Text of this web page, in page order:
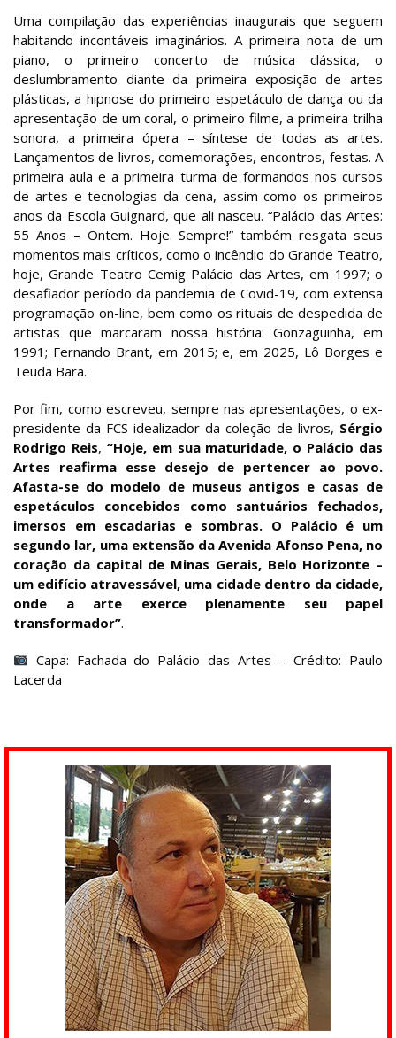
Uma compilação das experiências inaugurais que seguem
habitando incontáveis imaginários. A primeira nota de um
piano, o primeiro concerto de música clássica, o
deslumbramento diante da primeira exposição de artes
plásticas, a hipnose do primeiro espetáculo de dança ou da
apresentação de um coral, o primeiro filme, a primeira trilha
sonora, a primeira ópera – síntese de todas as artes.
Lançamentos de livros, comemorações, encontros, festas. A
primeira aula e a primeira turma de formandos nos cursos
de artes e tecnologias da cena, assim como os primeiros
anos da Escola Guignard, que ali nasceu. “Palácio das Artes:
55 Anos – Ontem. Hoje. Sempre!” também resgata seus
momentos mais críticos, como o incêndio do Grande Teatro,
hoje, Grande Teatro Cemig Palácio das Artes, em 1997; o
desafiador período da pandemia de Covid-19, com extensa
programação on-line, bem como os rituais de despedida de
artistas que marcaram nossa história: Gonzaguinha, em
1991; Fernando Brant, em 2015; e, em 2025, Lô Borges e
Teuda Bara.
Por fim, como escreveu, sempre nas apresentações, o ex-
presidente da FCS idealizador da coleção de livros, Sérgio
Rodrigo Reis, “Hoje, em sua maturidade, o Palácio das
Artes reafirma esse desejo de pertencer ao povo.
Afasta-se do modelo de museus antigos e casas de
espetáculos concebidos como santuários fechados,
imersos em escadarias e sombras. O Palácio é um
segundo lar, uma extensão da Avenida Afonso Pena, no
coração da capital de Minas Gerais, Belo Horizonte –
um edifício atravessável, uma cidade dentro da cidade,
onde a arte exerce plenamente seu papel
transformador”.
Capa: Fachada do Palácio das Artes – Crédito: Paulo
Lacerda